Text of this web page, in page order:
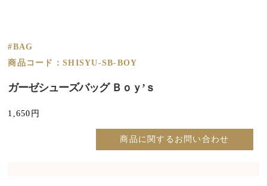
#BAG
商品コード：SHISYU-SB-BOY
ガーゼシューズバッグ Ｂｏｙ’ｓ
1,650 円
商品に関するお問い合わせ